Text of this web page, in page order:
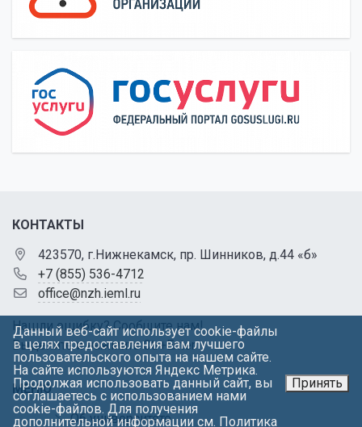
КОНТАКТЫ
423570, г.Нижнекамск, пр. Шинников, д.44 «б»
+7 (855) 536-4712
office@nzh.ieml.ru
Нашли ошибку? Сообщите нам!
Выделите и нажмите Ctr+Enter
МЕНЮ
Об университете
Данный веб-сайт использует cookie-файлы
в целях предоставления вам лучшего
пользовательского опыта на нашем сайте.
На сайте используются Яндекс Метрика.
Продолжая использовать данный сайт, вы
соглашаетесь с использованием нами
cookie-файлов. Для получения
дополнительной информации см. Политика
Принять